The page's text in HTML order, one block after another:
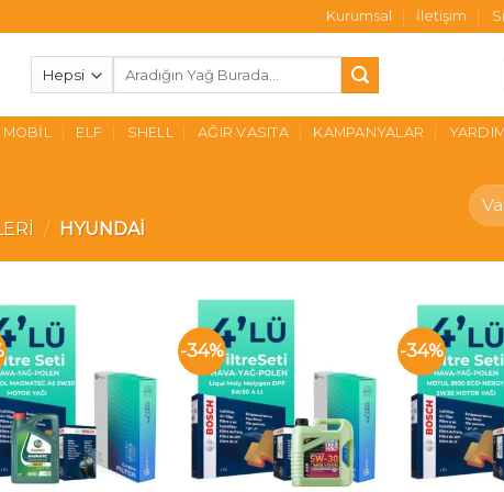
Kurumsal İletişim
MOBIL ELF SHELL AĞIR VASITA KAMPANYALAR
/ HYUNDAI
-34% -34%